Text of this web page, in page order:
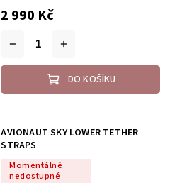
2 990 Kč
DO KOŠÍKU
AVIONAUT SKY LOWER TETHER
STRAPS
Momentálně
nedostupné